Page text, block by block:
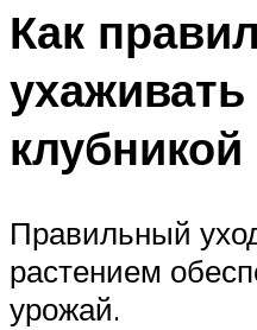
Как
ухаживать
клубникой
Правильный
растением
урожай.